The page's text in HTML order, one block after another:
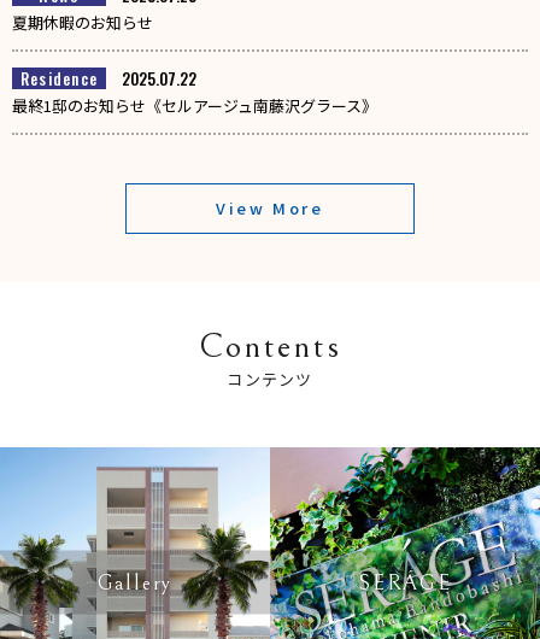
夏期休暇のお知らせ
Residence 2025.07.22
最終1邸のお知らせ《セルアージュ南藤沢グラース》
View More
Contents
コンテンツ
Gallery SERÁGE